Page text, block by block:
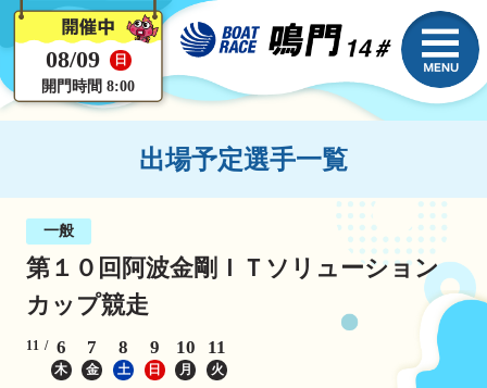
08/09 日
開門時間 8:00
出場予定選手一覧
一般
第１０回阿波金剛ＩＴソリューション
カップ競走
11 6
木
7
金
8
土
9
日
10
月
11
火